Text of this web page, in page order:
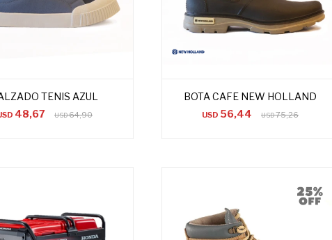
TENIS AZUL
48,67 USD64,90
BOTA CAFE NEW HOLLAND
USD 56,44 USD75,26